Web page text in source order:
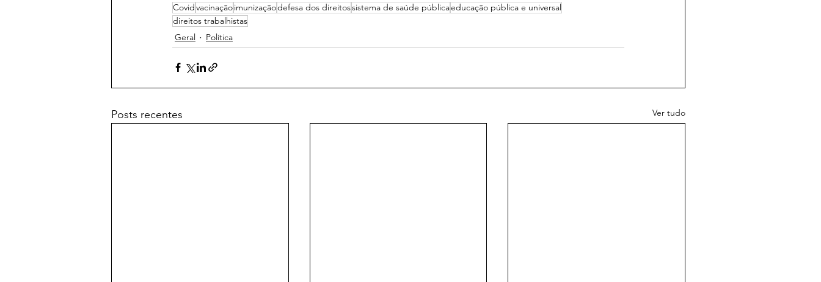
Covidvacinaçãoimunizaçãodefesa dos direitossistema de saúde públicaeducação pública e universal
direitos trabalhistas
Geral
Política
Posts recentes Ver tudo